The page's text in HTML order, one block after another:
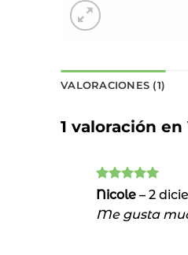
VALORACIONES (1)
1 valoración en
Valorado
Nicole – 2
Me gusta